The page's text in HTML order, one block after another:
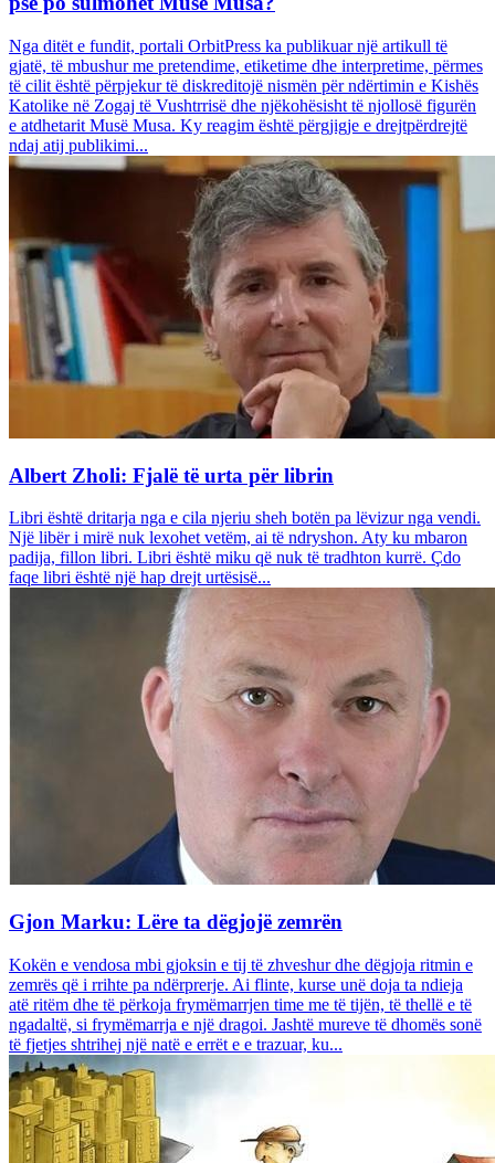
Nga ditët e fundit, portali OrbitPress ka publikuar një artikull të
gjatë, të mbushur me pretendime, etiketime dhe interpretime, përmes
të cilit është përpjekur të diskreditojë nismën për ndërtimin e Kishës
Katolike në Zogaj të Vushtrrisë dhe njëkohësisht të njollosë figurën
e atdhetarit Musë Musa. Ky reagim është përgjigje e drejtpërdrejtë
ndaj atij publikimi...
Albert Zholi: Fjalë të urta për librin
Libri është dritarja nga e cila njeriu sheh botën pa lëvizur nga vendi.
Një libër i mirë nuk lexohet vetëm, ai të ndryshon. Aty ku mbaron
padija, fillon libri. Libri është miku që nuk të tradhton kurrë. Çdo
faqe libri është një hap drejt urtësisë...
Gjon Marku: Lëre ta dëgjojë zemrën
Kokën e vendosa mbi gjoksin e tij të zhveshur dhe dëgjoja ritmin e
zemrës që i rrihte pa ndërprerje. Ai flinte, kurse unë doja ta ndieja
atë ritëm dhe të përkoja frymëmarrjen time me të tijën, të thellë e të
ngadaltë, si frymëmarrja e një dragoi. Jashtë mureve të dhomës sonë
të fjetjes shtrihej një natë e errët e e trazuar, ku...